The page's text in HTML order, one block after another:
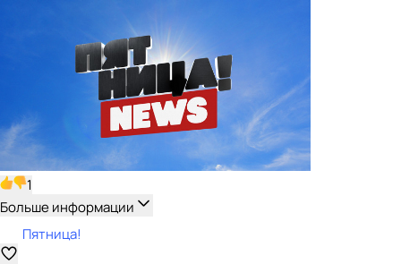
1
Больше информации
Пятница!